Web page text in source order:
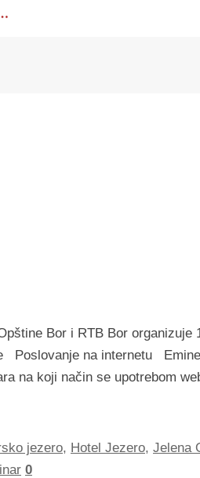
Bor i RTB Bor organizuje
Poslovanje na internetu
na koji način se upotrebom
jezero, Hotel Jezero, Jelena
0